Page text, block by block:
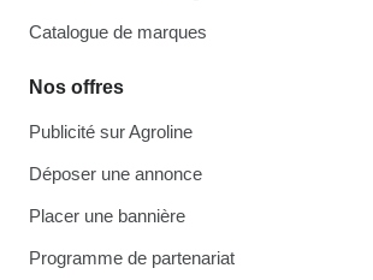
Catalogue de marques
Nos offres
Publicité sur Agroline
Déposer une annonce
Placer une bannière
Programme de partenariat